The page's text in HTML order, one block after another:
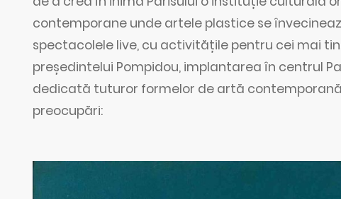
contemporane unde artele plastice se
spectacolele live, cu activitățile pentru cei mai
președintelui Pompidou, implantarea în centrul
dedicată tuturor formelor de artă
preocupări: